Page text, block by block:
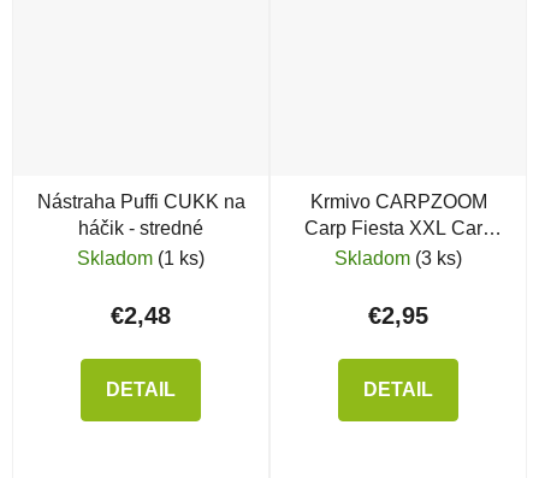
Nástraha Puffi CUKK na
háčik - stredné
Skladom (1 ks)
€2,48
DETAIL
Krmivo CARPZOOM
Carp Fiesta XXL Carp
Yellow
Skladom (3 ks)
€2,95
DETAIL